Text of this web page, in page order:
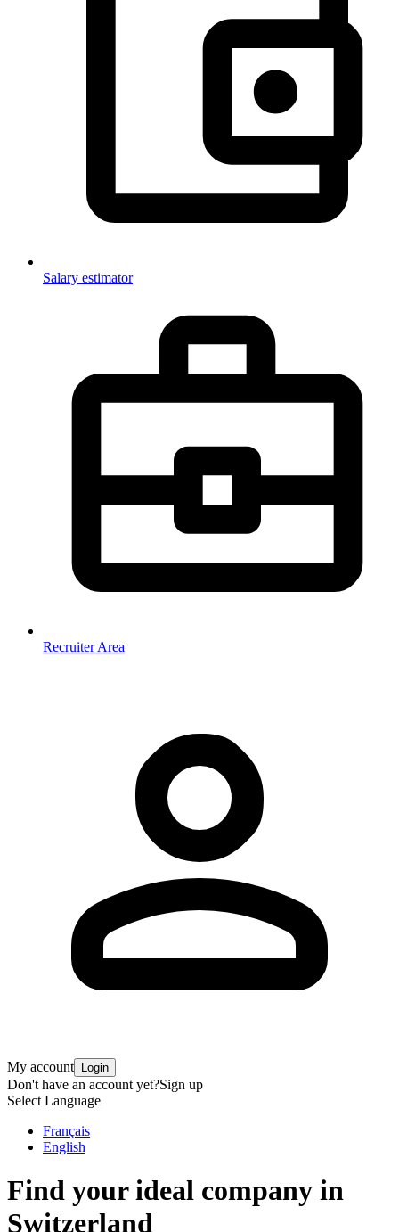
Salary estimator
Recruiter Area
My account Login
Don't have an account yet?Sign up
Select Language
Français
English
Find your ideal company in
Switzerland